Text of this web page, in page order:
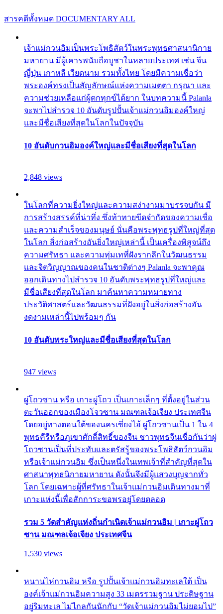
สารคดีทั้งหมด DOCUMENTARY ALL
เจ้าแม่กวนอิมเป็นพระโพธิสัตว์ในพระพุทธศาสนานิกาย
มหายาน มีผู้เคารพนับถือบูชาในหลายประเทศ เช่น จีน
ญี่ปุ่น เกาหลี เวียดนาม รวมทั้งไทย โดยมีความเชื่อว่า
พระองค์ทรงเป็นสัญลักษณ์แห่งความเมตตา กรุณา และ
ความช่วยเหลือแก่ผู้ตกทุกข์ได้ยาก ในบทความนี้ Palanla
จะพาไปสำรวจ 10 อันดับรูปปั้นเจ้าแม่กวนอิมองค์ใหญ่
และมีชื่อเสียงที่สุดในโลกในปัจจุบัน
10 อันดับกวนอิมองค์ใหญ่และมีชื่อเสียงที่สุดในโลก
2,848 views
ในโลกที่ความยิ่งใหญ่และความสง่างามมาบรรจบกัน มี
การสร้างสรรค์ที่น่าทึ่ง ซึ่งท้าทายขีดจำกัดของความเชื่อ
และความสำเร็จของมนุษย์ นั่นคือพระพุทธรูปที่ใหญ่ที่สุด
ในโลก สิ่งก่อสร้างอันยิ่งใหญ่เหล่านี้ เป็นเครื่องพิสูจน์ถึง
ความศรัทธา และความทุ่มเทที่ฝังรากลึกในวัฒนธรรม
และจิตวิญญาณของคนในชาติต่างๆ Palanla จะพาคุณ
ออกเดินทางไปสำรวจ 10 อันดับพระพุทธรูปที่ใหญ่และ
มีชื่อเสียงที่สุดในโลก มาค้นหาความหมายทาง
ประวัติศาสตร์และวัฒนธรรมที่ฝังอยู่ในสิ่งก่อสร้างอัน
งดงามเหล่านี้ไปพร้อมๆ กัน
10 อันดับพระใหญ่และมีชื่อเสียงที่สุดในโลก
947 views
ผู่โถวซาน หรือ เกาะผู่โถว เป็นเกาะเล็กๆ ที่ตั้งอยู่ในส่วน
ตะวันออกของเมืองโจวซาน มณฑลเจ้อเจียง ประเทศจีน
โดยอยู่ทางตอนใต้ของนครเซี่ยงไฮ้ ผู่โถวซานเป็น 1 ใน 4
พุทธคีรีหรือภูเขาศักดิ์สิทธิ์ของจีน ชาวพุทธจีนเชื่อกันว่าผู่
โถวซานเป็นที่ประทับและตรัสรู้ของพระโพธิสัตว์กวนอิม
หรือเจ้าแม่กวนอิม ซึ่งเป็นหนึ่งในเทพเจ้าที่สำคัญที่สุดใน
ศาสนาพุทธนิกายมหายาน ดังนั้นจึงมีผู้แสวงบุญจากทั่ว
โลก โดยเฉพาะผู้ที่ศรัทธาในเจ้าแม่กวนอิมเดินทางมาที่
เกาะแห่งนี้เพื่อสักการะขอพรอยู่โดยตลอด
รวม 5 วัดสำคัญแห่งถิ่นกำเนิดเจ้าแม่กวนอิม | เกาะผู่โถว
ซาน มณฑลเจ้อเจียง ประเทศจีน
1,530 views
หนานไห่กวนอิม หรือ รูปปั้นเจ้าแม่กวนอิมทะเลใต้ เป็น
องค์เจ้าแม่กวนอิมความสูง 33 เมตรรวมฐาน ประดิษฐาน
อยู่ริมทะเล ไม่ไกลกันนักกับ “วัดเจ้าแม่กวนอิมไม่ยอมไป”